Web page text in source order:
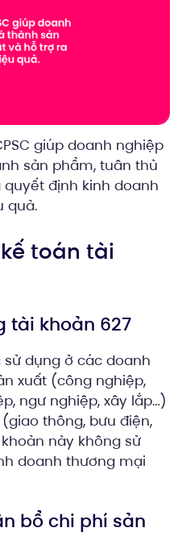
giúp doanh nghiệp
sản phẩm, tuân thủ
định kinh doanh
quả.
toán tài
tài khoản 627
dụng ở các doanh
xuất (công nghiệp,
ngư nghiệp, xây lắp…)
thông, bưu điện,
này không sử
doanh thương mại
bổ chi phí sản